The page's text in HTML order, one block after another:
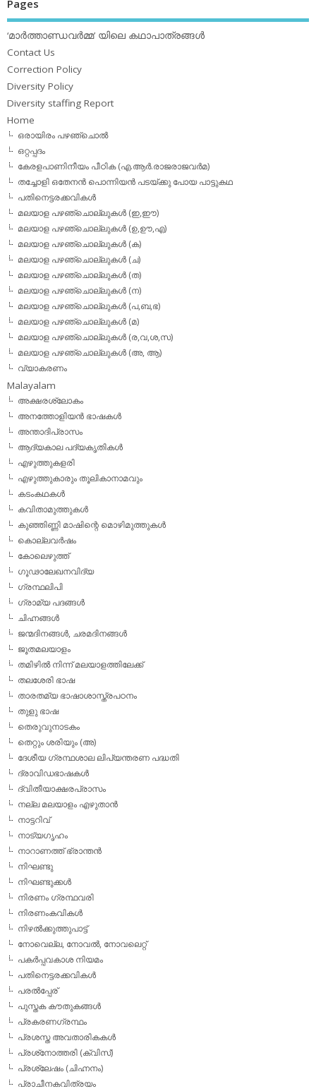
Pages
‘മാര്‍ത്താണ്ഡവര്‍മ്മ’ യിലെ കഥാപാത്രങ്ങള്‍
Contact Us
Correction Policy
Diversity Policy
Diversity staffing Report
Home
ഒരായിരം പഴഞ്ചൊല്‍
ഒറ്റപ്പദം
കേരളപാണിനീയം പീഠിക (എ.ആര്‍.രാജരാജവര്‍മ)
തച്ചോളി ഒതേനൻ പൊന്നിയൻ പടയ്‌ക്കു പോയ പാട്ടുകഥ
പതിനെട്ടരക്കവികള്‍
മലയാള പഴഞ്ചൊല്ലുകള്‍ (ഇ,ഈ)
മലയാള പഴഞ്ചൊല്ലുകള്‍ (ഉ,ഊ,എ)
മലയാള പഴഞ്ചൊല്ലുകള്‍ (ക)
മലയാള പഴഞ്ചൊല്ലുകള്‍ (ച)
മലയാള പഴഞ്ചൊല്ലുകള്‍ (ത)
മലയാള പഴഞ്ചൊല്ലുകള്‍ (ന)
മലയാള പഴഞ്ചൊല്ലുകള്‍ (പ,ബ,ഭ)
മലയാള പഴഞ്ചൊല്ലുകള്‍ (മ)
മലയാള പഴഞ്ചൊല്ലുകള്‍ (ര,വ,ശ,സ)
മലയാള പഴഞ്ചൊല്ലുകൾ (അ, ആ)
വ്യാകരണം
Malayalam
അക്ഷരശ്ലോകം
അനത്തോളിയന്‍ ഭാഷകള്‍
അന്താദിപ്രാസം
ആദ്യകാല പദ്യകൃതികള്‍
എഴുത്തുകളരി
എഴുത്തുകാരും തൂലികാനാമവും
കടംകഥകള്‍
കവിതാമുത്തുകള്‍
കുഞ്ഞിണ്ണി മാഷിന്റെ മൊഴിമുത്തുകള്‍
കൊല്ലവര്‍ഷം
കോലെഴുത്ത്
ഗൂഢാലേഖനവിദ്യ
ഗ്രന്ഥലിപി
ഗ്രാമ്യ പദങ്ങള്‍
ചിഹ്നങ്ങള്‍
ജന്മദിനങ്ങള്‍, ചരമദിനങ്ങള്‍
ജൂതമലയാളം
തമിഴില്‍ നിന്ന് മലയാളത്തിലേക്ക്
തലശേരി ഭാഷ
താരതമ്യ ഭാഷാശാസ്ത്രപഠനം
തുളു ഭാഷ
തെരുവുനാടകം
തെറ്റും ശരിയും (അ)
ദേശീയ ഗ്രന്ഥശാല ലിപ്യന്തരണ പദ്ധതി
ദ്രാവിഡഭാഷകള്‍
ദ്വിതീയാക്ഷരപ്രാസം
നല്ല മലയാളം എഴുതാന്‍
നാട്ടറിവ്
നാട്യഗൃഹം
നാറാണത്ത് ഭ്രാന്തന്‍
നിഘണ്ടു
നിഘണ്ടുക്കള്‍
നിരണം ഗ്രന്ഥവരി
നിരണംകവികള്‍
നിഴല്‍ക്കുത്തുപാട്ട്
നോവെല്ല, നോവല്‍, നോവലെറ്റ്
പകര്‍പ്പവകാശ നിയമം
പതിനെട്ടരക്കവികള്‍
പരല്‍പ്പേര്
പുസ്തക കൗതുകങ്ങള്‍
പ്രകരണഗ്രന്ഥം
പ്രശസ്ത അവതാരികകള്‍
പ്രശ്‌നോത്തരി (ക്വിസ്)
പ്രശ്ലേഷം (ചിഹ്നനം)
പ്രാചീനകവിത്രയം